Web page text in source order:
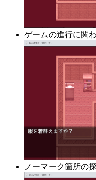
ゲームの進行に関
ノーマーク箇所の